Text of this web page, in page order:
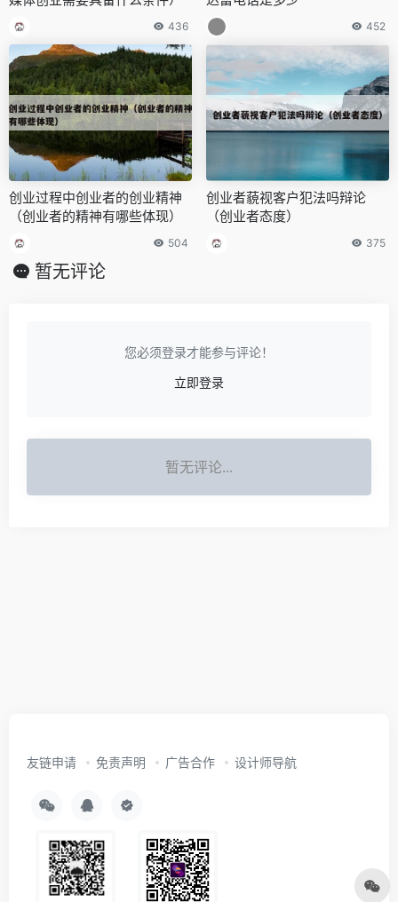
436 452
创业过程中创业者的创业精神
（创业者的精神有哪些体现）
504
创业者藐视客户犯法吗辩论
（创业者态度）
375
暂无评论
您必须登录才能参与评论！
立即登录
暂无评论...
友链申请 免责声明 广告合作 设计师导航